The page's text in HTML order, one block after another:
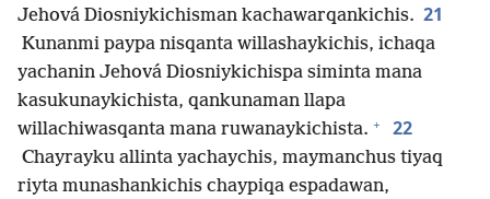
Jehová Diosniykichisman kachawarqankichis. 21
Kunanmi paypa nisqanta willashaykichis, ichaqa
yachanin Jehová Diosniykichispa siminta mana
kasukunaykichista, qankunaman llapa
willachiwasqanta mana ruwanaykichista. + 22
Chayrayku allinta yachaychis, maymanchus tiyaq
riyta munashankichis chaypiqa espadawan,